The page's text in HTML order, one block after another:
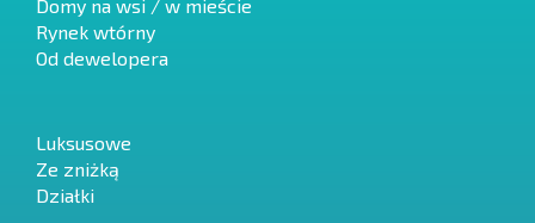
Domy na wsi / w mieście
Rynek wtórny
Od dewelopera
Luksusowe
Ze zniżką
Działki